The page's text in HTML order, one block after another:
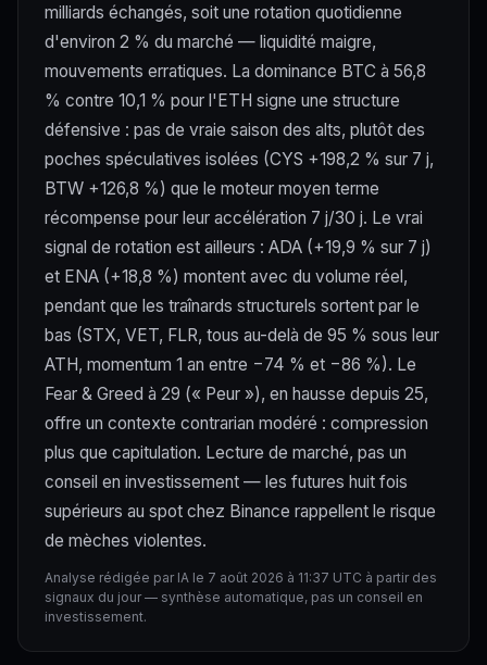
milliards échangés, soit une rotation quotidienne
d'environ 2 % du marché — liquidité maigre,
mouvements erratiques. La dominance BTC à 56,8
% contre 10,1 % pour l'ETH signe une structure
défensive : pas de vraie saison des alts, plutôt des
poches spéculatives isolées (CYS +198,2 % sur 7 j,
BTW +126,8 %) que le moteur moyen terme
récompense pour leur accélération 7 j/30 j. Le vrai
signal de rotation est ailleurs : ADA (+19,9 % sur 7 j)
et ENA (+18,8 %) montent avec du volume réel,
pendant que les traînards structurels sortent par le
bas (STX, VET, FLR, tous au-delà de 95 % sous leur
ATH, momentum 1 an entre −74 % et −86 %). Le
Fear & Greed à 29 (« Peur »), en hausse depuis 25,
offre un contexte contrarian modéré : compression
plus que capitulation. Lecture de marché, pas un
conseil en investissement — les futures huit fois
supérieurs au spot chez Binance rappellent le risque
de mèches violentes.
Analyse rédigée par IA le 7 août 2026 à 11:37 UTC à partir des
signaux du jour — synthèse automatique, pas un conseil en
investissement.